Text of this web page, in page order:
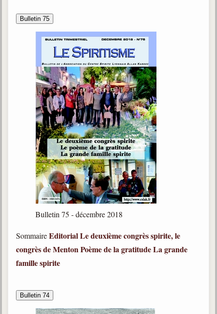
Bulletin 75
Bulletin 75 - décembre 2018
SommaireEditorialLe deuxième congrès spirite, le
congrès de MentonPoème de la gratitudeLa grande
famille spirite
Bulletin 74